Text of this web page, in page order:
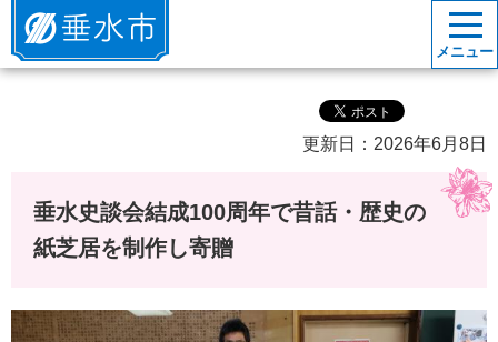
垂水市
メニュー
更新日：2026年6月8日
垂水史談会結成100周年で昔話・歴史の
紙芝居を制作し寄贈